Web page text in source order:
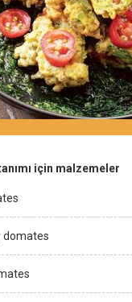
için malzemeler
domates